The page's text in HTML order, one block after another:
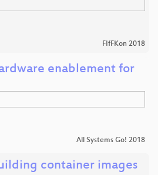
FIfFKon 2018
enablement for
All Systems Go! 2018
container images